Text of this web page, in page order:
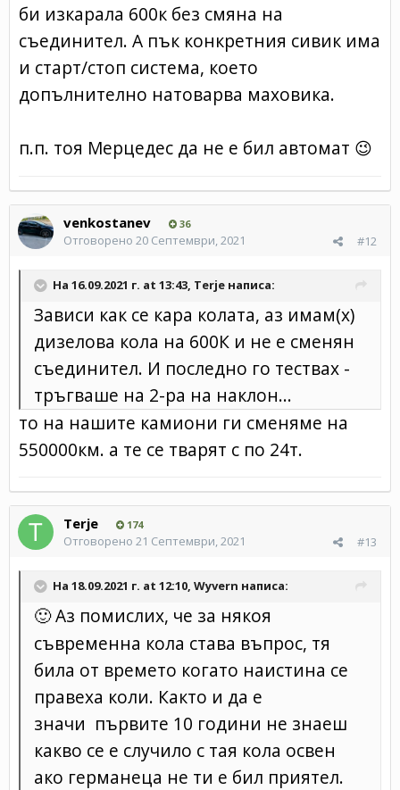
би изкарала 600к без смяна на
съединител. А пък конкретния сивик има
и старт/стоп система, което
допълнително натоварва маховика.
п.п. тоя Мерцедес да не е бил автомат 😉
venkostanev 36
#12
Отговорено 20 Септември, 2021
На 16.09.2021 г. at 13:43, Terje написа:
Зависи как се кара колата, аз имам(х)
дизелова кола на 600К и не е сменян
съединител. И последно го тествах -
тръгваше на 2-ра на наклон...
то на нашите камиони ги сменяме на
550000км. а те се тварят с по 24т.
Terje 174
#13
Отговорено 21 Септември, 2021
На 18.09.2021 г. at 12:10, Wyvern написа:
🙂Аз помислих, че за някоя
съвременна кола става въпрос, тя
била от времето когато наистина се
правеха коли. Както и да е
значи първите 10 години не знаеш
какво се е случило с тая кола освен
ако германеца не ти е бил приятел.